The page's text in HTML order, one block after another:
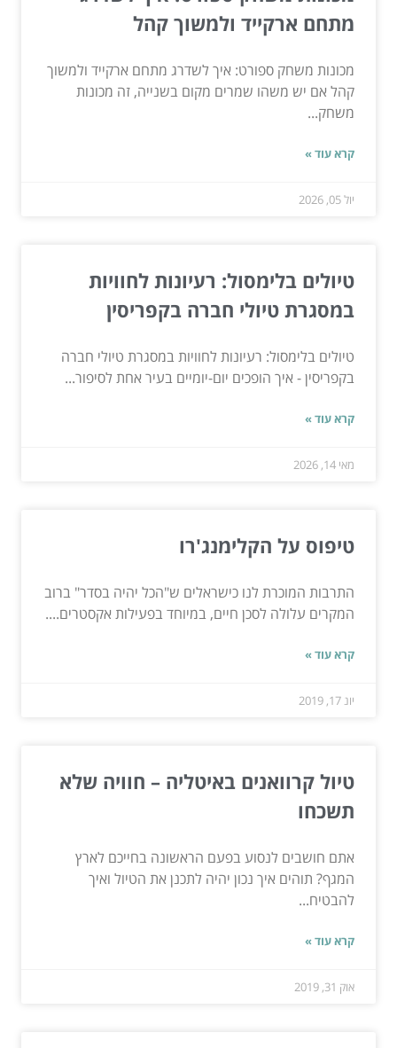
מתחם ארקייד ולמשוך קהל
מכונות משחק ספורט: איך לשדרג מתחם ארקייד ולמשוך
קהל אם יש משהו שמרים מקום בשנייה, זה מכונות
משחק...
קרא עוד »
יול 05, 2026
טיולים בלימסול: רעיונות לחוויות
במסגרת טיולי חברה בקפריסין
טיולים בלימסול: רעיונות לחוויות במסגרת טיולי חברה
בקפריסין - איך הופכים יום-יומיים בעיר אחת לסיפור...
קרא עוד »
מאי 14, 2026
טיפוס על הקלימנג'רו
התרבות המוכרת לנו כישראלים ש"הכל יהיה בסדר" ברוב
המקרים עלולה לסכן חיים, במיוחד בפעילות אקסטרים....
קרא עוד »
יונ 17, 2019
טיול קרוואנים באיטליה – חוויה שלא
תשכחו
אתם חושבים לנסוע בפעם הראשונה בחייכם לארץ
המגף? תוהים איך נכון יהיה לתכנן את הטיול ואיך
להבטיח...
קרא עוד »
אוק 31, 2019